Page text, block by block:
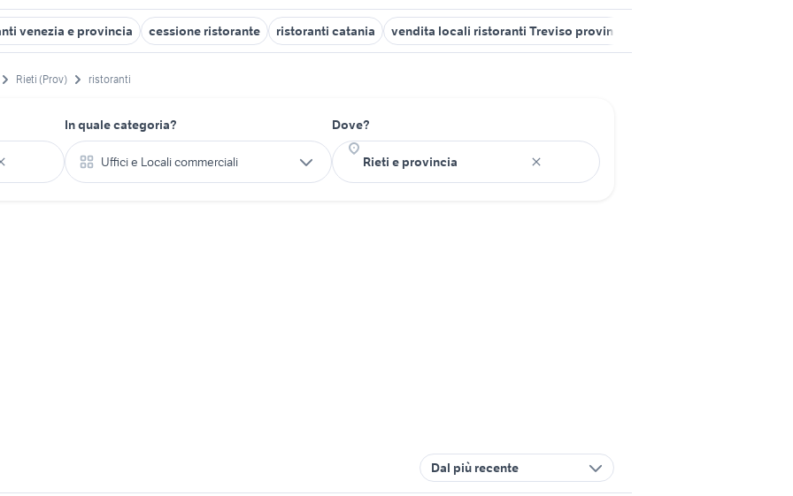
venezia e provincia cessione ristorante ristoranti catania vendita locali ristoranti Treviso provincia
Rieti (Prov) ristoranti
In quale categoria?
Uffici e Locali commerciali
Dove?
Dal più recente